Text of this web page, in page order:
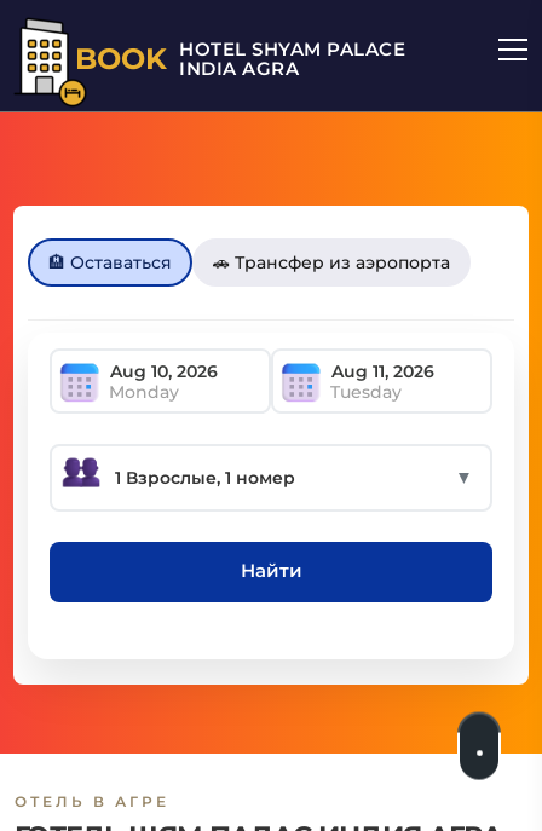
BOOK HOTEL SHYAM PALACE
INDIA AGRA
🏨 Оставаться 🚗 Трансфер из аэропорта
Monday Tuesday
▼
Найти
ОТЕЛЬ В АГРЕ